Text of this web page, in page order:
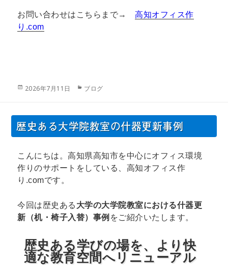
お問い合わせはこちらまで→高知オフィス作
り .com
投
2026年7月11日
カ
リ
ー
ブログ
歴史ある大学院教室の什器更新事例
こんにちは。高知県高知市を中心にオフィス環境
作りのサポートをしている、高知オフィス作
り.comです。
今回は歴史ある 大学の大学院教室における什器更
新（机・椅子入替）事例 をご紹介いたします。
歴史ある学びの場を、より快
適な教育空間へリニューアル